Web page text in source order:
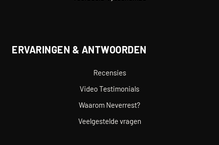
ERVARINGEN & ANTWOORDEN
Recensies
Video Testimonials
Waarom Neverrest?
Veelgestelde vragen